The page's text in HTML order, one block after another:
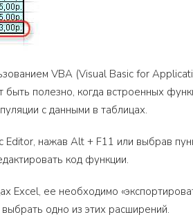
VBA (Visual Basic for
полезно, когда встроенных
с данными в таблицах.
нажав Alt + F11 или выбрав
код функции.
Excel, ее необходимо
одно из этих расширений.